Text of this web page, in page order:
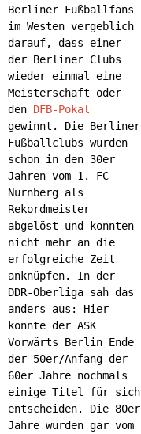
Berliner Fußballfans
im Westen vergeblich
darauf, dass einer
der Berliner Clubs
wieder einmal eine
Meisterschaft oder
den DFB-Pokal
gewinnt. Die Berliner
Fußballclubs wurden
schon in den 30er
Jahren vom 1. FC
Nürnberg als
Rekordmeister
abgelöst und konnten
nicht mehr an die
erfolgreiche Zeit
anknüpfen. In der
DDR-Oberliga sah das
anders aus: Hier
konnte der ASK
Vorwärts Berlin Ende
der 50er/Anfang der
60er Jahre nochmals
einige Titel für sich
entscheiden. Die 80er
Jahre wurden gar vom